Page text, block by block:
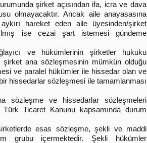
şirket açısından ifa, icra ve dava
olmayacaktır. Ancak aile anayasasına
hareket eden aile üyesinden/şirket
ise cezai şart istemesi gündeme
ve hükümlerinin şirketler hukuku
ana sözleşmesinin mümkün olduğu
ve paralel hükümler ile hissedar olan ve
hissedarlar sözleşmesi ile tamamlanması
sözleşme ve hissedarlar sözleşmeleri
Ticaret Kanunu kapsamında durum
esas sözleşme, şekli ve maddi
grubu içermektedir. Şekli hükümler